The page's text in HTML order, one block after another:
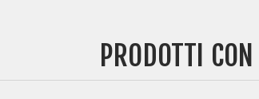
PRODOTTI